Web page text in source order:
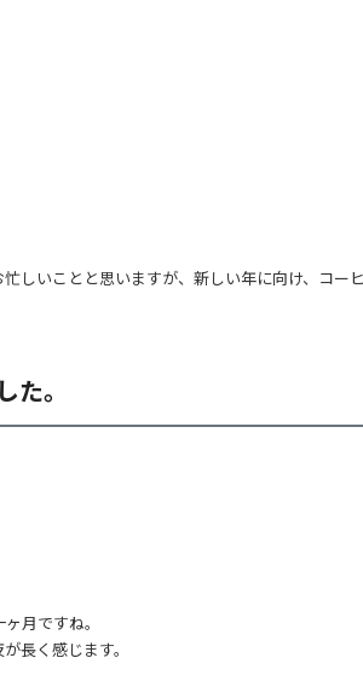
しいことと思いますが、新しい年に向け、コー
。
月ですね。
長く感じます。